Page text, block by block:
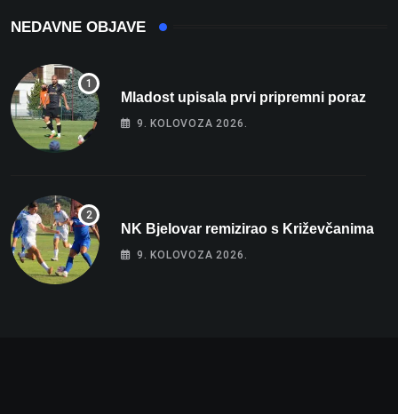
NEDAVNE OBJAVE
Mladost upisala prvi pripremni poraz
9. KOLOVOZA 2026.
NK Bjelovar remizirao s Križevčanima
9. KOLOVOZA 2026.